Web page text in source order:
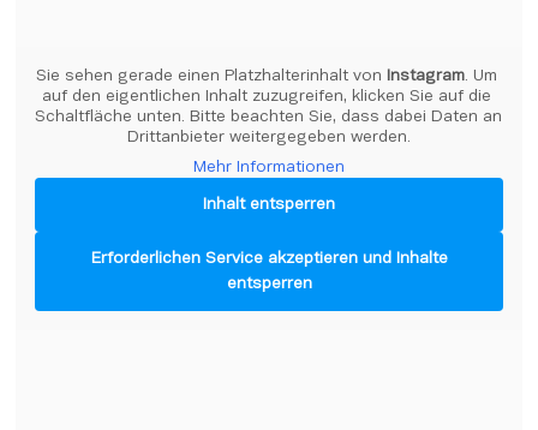
Sie sehen gerade einen Platzhalterinhalt von Instagram. Um
auf den eigentlichen Inhalt zuzugreifen, klicken Sie auf die
Schaltfläche unten. Bitte beachten Sie, dass dabei Daten an
Drittanbieter weitergegeben werden.
Mehr Informationen
Inhalt entsperren
Erforderlichen Service akzeptieren und Inhalte
entsperren